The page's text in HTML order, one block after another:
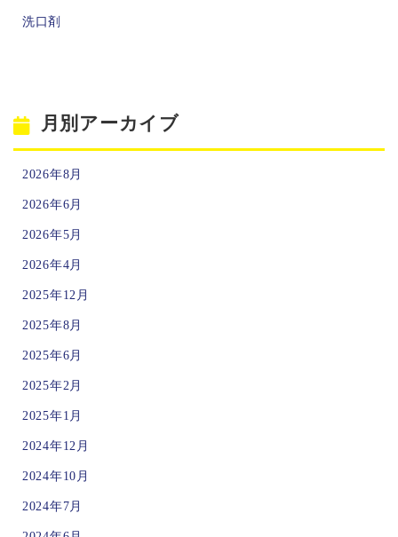
洗口剤
月別アーカイブ
2026年8月
2026年6月
2026年5月
2026年4月
2025年12月
2025年8月
2025年6月
2025年2月
2025年1月
2024年12月
2024年10月
2024年7月